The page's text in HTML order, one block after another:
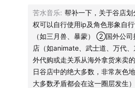
谷圈“地三鲜”和手办逻辑的差
“善良”的原神开放 IP
谷子经济缘起粉丝二创的风潮
中日韩合流：发币模式、征
家的人口基数及老龄化问题。日本
个屋子铺满各式周边）展示文化也
形式，也是国内二次元会大量购买
多了，我一个不算二次元只是因为
本二次元文化的“路人”都知道的表
域，如果需要聊其商业模式，建议
同参与。
苦水音乐: 帮补一下，关于谷店
权可以自行使用ip及角色形象自
（如三月兽、暴蒙） ②国外公
店（如animate、武士道、万代
外代购或走关系从海外拿货来卖
日谷店中的绝大多数，非常灰色
大多数矛盾都会在这一圈层发